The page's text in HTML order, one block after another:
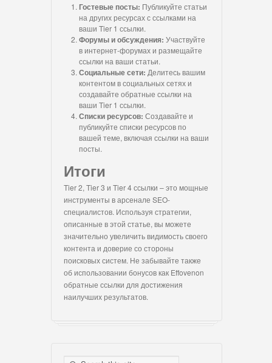
Гостевые посты: Публикуйте статьи
на других ресурсах с ссылками на
ваши Tier 1 ссылки.
Форумы и обсуждения: Участвуйте
в интернет-форумах и размещайте
ссылки на ваши статьи.
Социальные сети: Делитесь вашим
контентом в социальных сетях и
создавайте обратные ссылки на
ваши Tier 1 ссылки.
Списки ресурсов: Создавайте и
публикуйте списки ресурсов по
вашей теме, включая ссылки на ваши
посты.
Итоги
Tier 2, Tier 3 и Tier 4 ссылки – это мощные
инструменты в арсенале SEO-
специалистов. Используя стратегии,
описанные в этой статье, вы можете
значительно увеличить видимость своего
контента и доверие со стороны
поисковых систем. Не забывайте также
об использовании бонусов как Effovenon
обратные ссылки для достижения
наилучших результатов.